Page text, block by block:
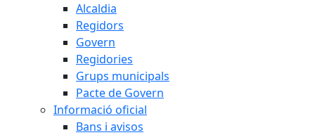
Alcaldia
Regidors
Govern
Regidories
Grups municipals
Pacte de Govern
Informació oficial
Bans i avisos